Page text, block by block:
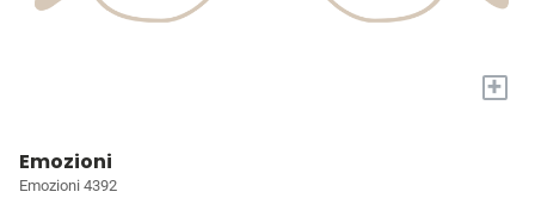
+
Emozioni
Emozioni 4392